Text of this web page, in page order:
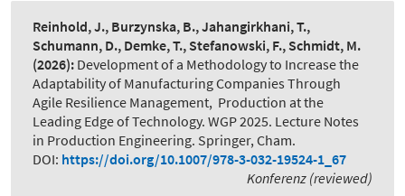
Reinhold, J., Burzynska, B., Jahangirkhani, T.,
Schumann, D., Demke, T., Stefanowski, F., Schmidt, M.
(2026): Development of a Methodology to Increase the
Adaptability of Manufacturing Companies Through
Agile Resilience Management, Production at the
Leading Edge of Technology. WGP 2025. Lecture Notes
in Production Engineering. Springer, Cham.
DOI: https://doi.org/10.1007/978-3-032-19524-1_67
Konferenz (reviewed)